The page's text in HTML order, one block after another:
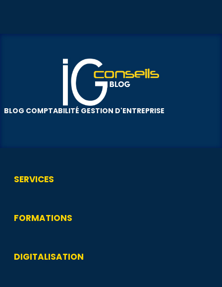
BLOG COMPTABILITÉ GESTION D'ENTREPRISE
SERVICES
FORMATIONS
DIGITALISATION